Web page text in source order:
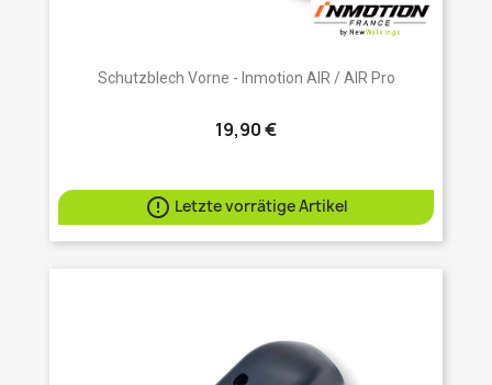
Schutzblech Vorne - Inmotion AIR / AIR Pro
19,90 €
 Letzte vorrätige Artikel